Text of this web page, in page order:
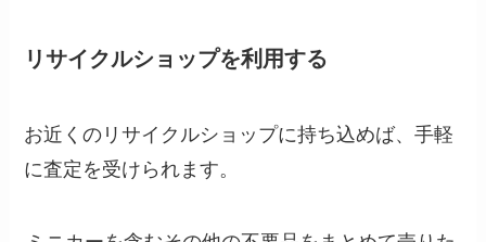
リサイクルショップを利用する
お近くのリサイクルショップに持ち込めば、手軽
に査定を受けられます。